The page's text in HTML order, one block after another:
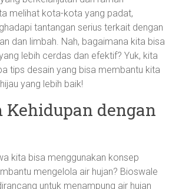
melihat kota-kota yang padat,
tantangan serius terkait dengan
dan limbah. Nah, bagaimana kita bisa
lebih cerdas dan efektif? Yuk, kita
tips desain yang bisa membantu kita
yang lebih baik!
Kehidupan dengan
kita bisa menggunakan konsep
mengelola air hujan? Bioswale
untuk menampung air hujan